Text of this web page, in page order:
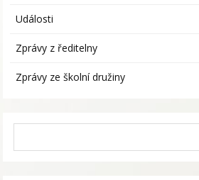
Události
Zprávy z ředitelny
Zprávy ze školní družiny